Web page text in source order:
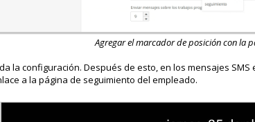
Agregar el marcador de posición con la
la configuración. Después de esto, en los mensajes
a la página de seguimiento del empleado.